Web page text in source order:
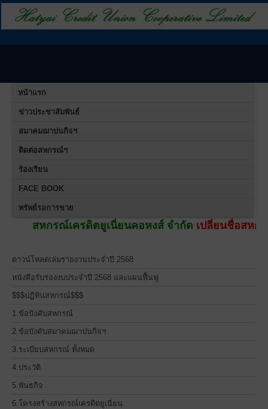
หน้าแรก
ข่าวประชาสัมพันธ์
สมาคมฌาปนกิจฯ
ติดต่อสหกรณ์ฯ
ร้องเรียน
FACE BOOK
ทรัพย์รอการขาย
ณ์เครดิตยูเนี่ยนคอหงส์ จำกัดเปลี่ยนชื่อสหกรณ์ใหม่ เป็น
ดาวน์โหลดเล่มรายงานประจำปี 2568
หนังสือรับรองงบประจำปี 2568 และแผนฟื้นฟู
$$$ปฏิทินสหกรณ์$$$
1.ข้อบังคับสหกรณ์
2.ข้อบังคับสมาคมฌาปนกิจฯ
3.ระเบียบสหกรณ์ ทั้งหมด
4.ประวัติ
5.พันธกิจ
6.โครงสร้างสหกรณ์เครดิตยูเนี่ยน